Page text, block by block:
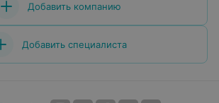
Добавить компанию
Добавить специалиста